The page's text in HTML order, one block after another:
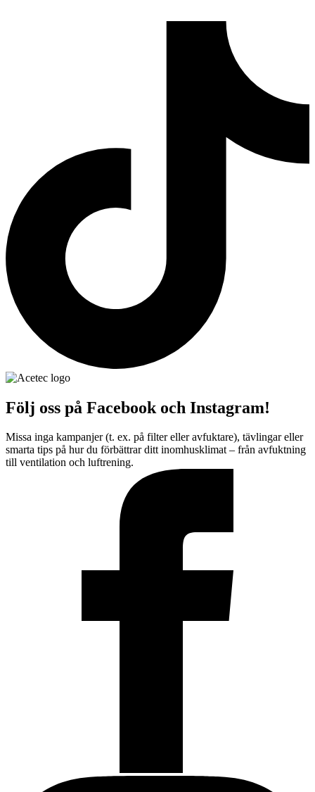
Följ oss på Facebook och Instagram!
Missa inga kampanjer (t. ex. på filter eller avfuktare), tävlingar eller
smarta tips på hur du förbättrar ditt inomhusklimat – från avfuktning
till ventilation och luftrening.